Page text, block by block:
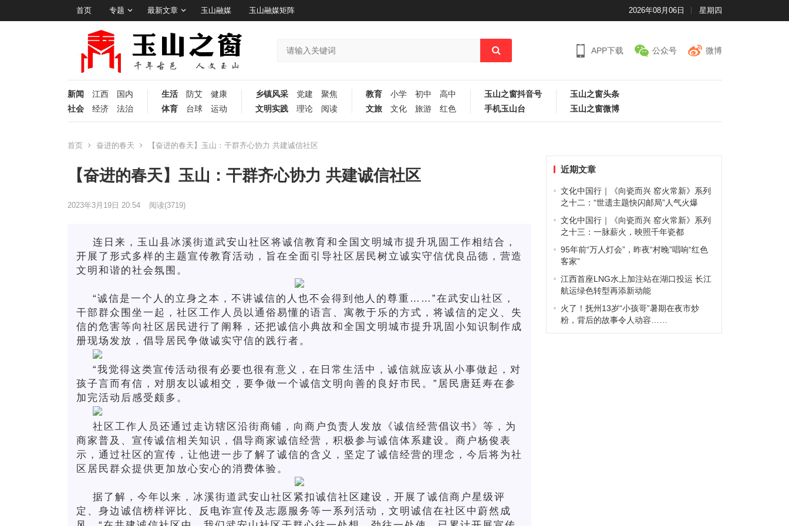
首页 专题 最新文章 玉山融媒 玉山融媒矩阵 2026年08月06日 星期四
APP下载 公众号 微博
新闻 江西
国内
社会
经济 法治
生活 防艾
健康
体育
台球 运动
乡镇风采 党建
聚焦
文明实践
理论 阅读
教育 小学 初中
高中
文旅
文化 旅游 红色
玉山之窗抖音号
手机玉山台
玉山之窗头条
玉山之窗微博
首页 奋进的春天 【奋进的春天】玉山：干群齐心协力 共建诚信社区
【奋进的春天】玉山：干群齐心协力 共建诚信社区
2023年3月19日 20:54 阅读(3719)
连日来，玉山县冰溪街道武安山社区将诚信教育和全国文明城市提升巩固工作相结合，
开展了形式多样的主题宣传教育活动，旨在全面引导社区居民树立诚实守信优良品德，营造
文明和谐的社会氛围。
“诚信是一个人的立身之本，不讲诚信的人也不会得到他人的尊重……”在武安山社区，
干部群众围坐一起，社区工作人员以通俗易懂的语言、寓教于乐的方式，将诚信的定义、失
信的危害等向社区居民进行了阐释，还把诚信小典故和全国文明城市提升巩固小知识制作成
册现场发放，倡导居民争做诚实守信的践行者。
“我觉得这类宣传活动很有必要也很有意义，在日常生活中，诚信就应该从小事做起，对
孩子言而有信，对朋友以诚相交，要争做一个诚信文明向善的良好市民。”居民唐廷寿在参
加完活动后感受颇多。
社区工作人员还通过走访辖区沿街商铺，向商户负责人发放《诚信经营倡议书》等，为
商家普及、宣传诚信相关知识，倡导商家诚信经营，积极参与诚信体系建设。商户杨俊表
示，通过社区的宣传，让他进一步了解了诚信的含义，坚定了诚信经营的理念，今后将为社
区居民群众提供更加放心安心的消费体验。
据了解，今年以来，冰溪街道武安山社区紧扣诚信社区建设，开展了诚信商户星级评
定、身边诚信榜样评比、反电诈宣传及志愿服务等一系列活动，文明诚信在社区中蔚然成
近期文章
文化中国行｜《向瓷而兴 窑火常新》系列
之十二：“世遗主题快闪邮局”人气火爆
文化中国行｜《向瓷而兴 窑火常新》系列
之十三：一脉薪火，映照千年瓷都
95年前“万人灯会”，昨夜“村晚”唱响“红色
客家”
江西首座LNG水上加注站在湖口投运 长江
航运绿色转型再添新动能
火了！抚州13岁“小孩哥”暑期在夜市炒
粉，背后的故事令人动容……